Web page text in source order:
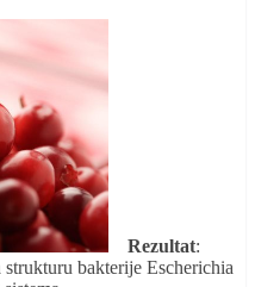
Rezultat:
bakterije Escherichia